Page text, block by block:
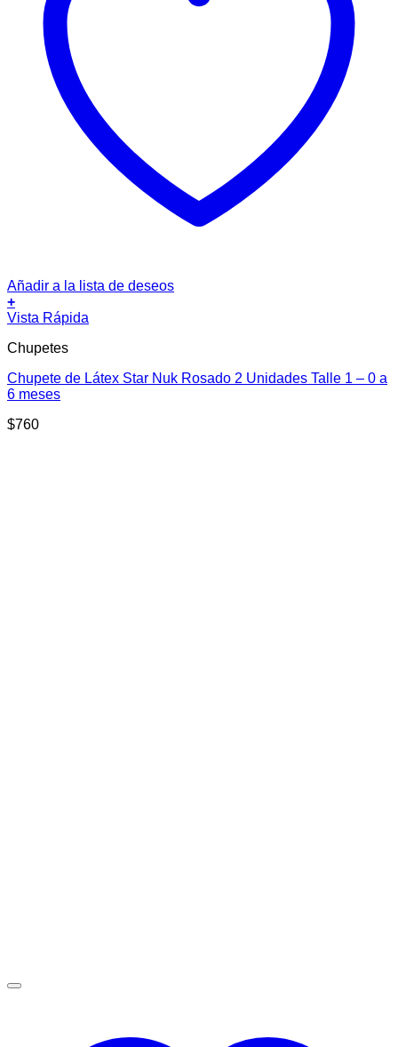
Añadir a la lista de deseos
+
Vista Rápida
Chupetes
Chupete de Látex Star Nuk Rosado 2 Unidades Talle 1 – 0 a
6 meses
$760